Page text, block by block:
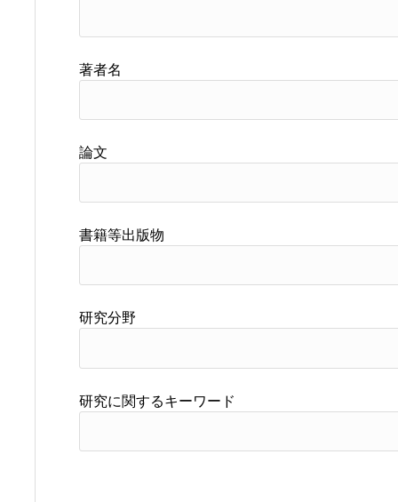
著者名
論文
書籍等出版物
研究分野
研究に関するキーワード